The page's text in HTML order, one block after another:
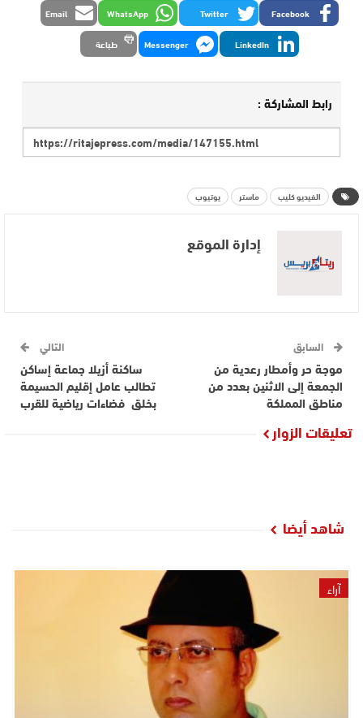
Facebook
Twitter
WhatsApp
Email
LinkedIn
Messenger طباعة
رابط المشاركة :
الفيديو كليب ماستر يوتيوب
إدارة الموقع
السابق
موجة حر وأمطار رعدية من
الجمعة إلى الاثنين بعدد من
مناطق المملكة
التالي
ساكنة أزيلا جماعة إساكن
تطالب عامل إقليم الحسيمة
بخلق فضاءات رياضية للقرب
تعليقات الزوار
شاهد أيضا
آراء